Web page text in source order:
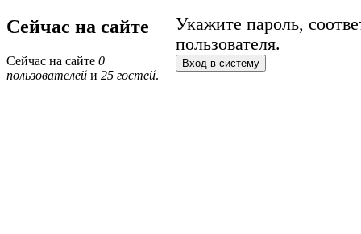
Сейчас на сайте
Сейчас на сайте 0
пользователей и 25 гостей.
Укажите пароль,
пользователя.